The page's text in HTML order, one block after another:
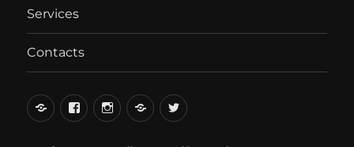
Services
Contacts
вКонтакте
FacebookInstagramLiveJournal
Twitter